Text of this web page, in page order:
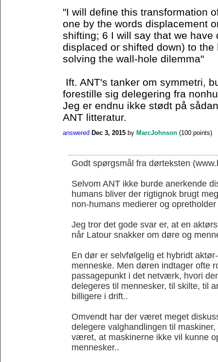
"I will define this transformation
one by the words displacement
shifting; 6 I will say that we have
displaced or shifted down) to
solving the wall-hole dilemma"
Ift. ANT's tanker om symmetri,
forestille sig delegering fra
Jeg er endnu ikke stødt på
ANT litteratur.
answered Dec 3, 2015 by MarcJohnson (100 points)
Godt spørgsmål fra dørteksten
Selvom ANT ikke burde anerkende
humans bliver der rigtignok brugt
non-humans medierer og
Jeg tror det gode svar er, at en
når Latour snakker om døre og
En dør er selvfølgelig et hybridt
menneske. Men døren indtager ofte
passagepunkt i det netværk, hvori
delegeres til mennesker, til skilte, til
billigere i drift..
Omvendt har der været meget
delegere valghandlingen til
været, at maskinerne ikke vil kunne
mennesker..